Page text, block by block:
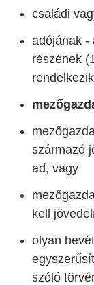
családi
adójának -
részének
származó
ad, vagy
kell
olyan
szóló